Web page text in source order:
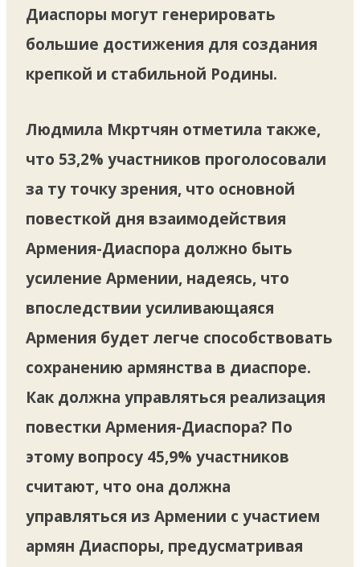
Диаспоры могут генерировать
большие достижения для создания
крепкой и стабильной Родины.
Людмила Мкртчян отметила также,
что 53,2% участников проголосовали
за ту точку зрения, что основной
повесткой дня взаимодействия
Армения-Диаспора должно быть
усиление Армении, надеясь, что
впоследствии усиливающаяся
Армения будет легче способствовать
сохранению армянства в диаспоре.
Как должна управляться реализация
повестки Армения-Диаспора? По
этому вопросу 45,9% участников
считают, что она должна
управляться из Армении с участием
армян Диаспоры, предусматривая